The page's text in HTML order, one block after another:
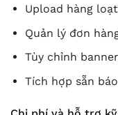
Upload hàng
Quản lý đơn
Tùy chỉnh
Tích hợp sẵn